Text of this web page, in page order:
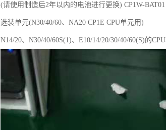
(请使用制造后2年以内的电池进行更换) CP1W-
选装单元(N30/40/60、NA20 CP1E CPU单元用)
N14/20、N30/40/60S(1)、E10/14/20/30/40/60(S)的